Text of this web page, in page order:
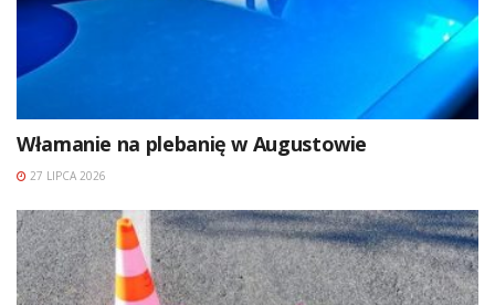
Włamanie na plebanię w Augustowie
27 LIPCA 2026